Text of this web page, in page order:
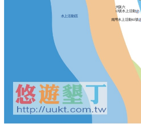
水上活動區
大阪六
13號水上活動
南灣水上活動61號